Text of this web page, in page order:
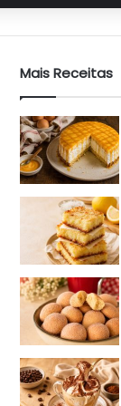
Mais Receitas